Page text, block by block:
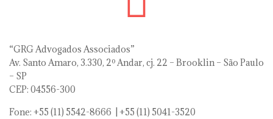
“GRG Advogados Associados”
Av. Santo Amaro, 3.330, 2º Andar, cj. 22 – Brooklin – São Paulo
– SP
CEP: 04556-300
Fone: +55 (11) 5542-8666 | +55 (11) 5041-3520